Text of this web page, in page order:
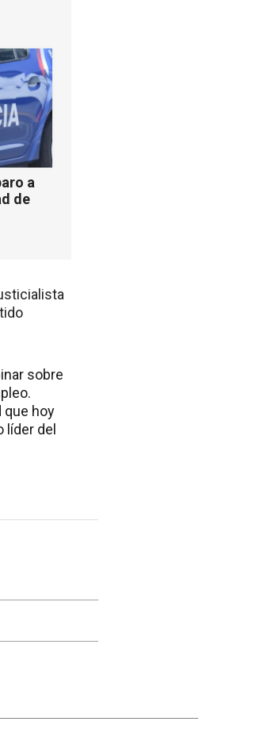
a
de
sobre
que hoy
del